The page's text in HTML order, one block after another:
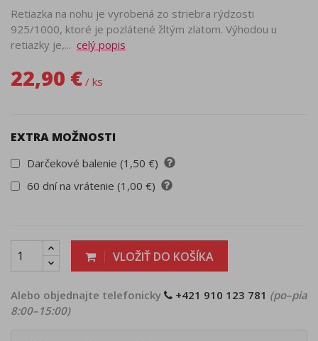
Retiazka na nohu je vyrobená zo striebra rýdzosti
925/1000, ktoré je pozlátené žltým zlatom. Výhodou u
retiazky je,... celý popis
22,90 € / ks
EXTRA MOŽNOSTI
Darčekové balenie (1,50 €)
60 dní na vrátenie (1,00 €)
VLOŽIŤ DO KOŠÍKA
Alebo objednajte telefonicky +421 910 123 781 (po–pia
8:00–15:00)